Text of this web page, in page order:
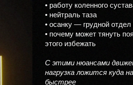
• работу коленного
• нейтраль таза
• осанку — грудной
• почему может тянуть
этого избежать
С этими нюансами
нагрузка ложится куда
быстрее